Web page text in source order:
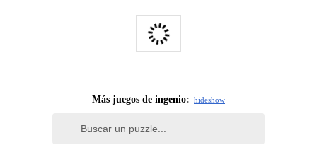
Más juegos de ingenio: hideshow